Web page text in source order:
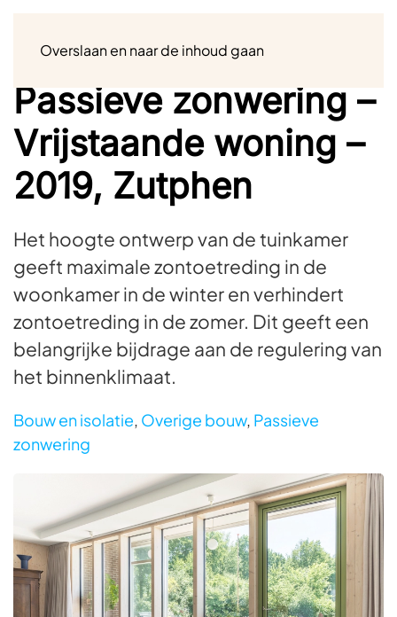
Overslaan en naar de inhoud gaan
Passieve zonwering –
Vrijstaande woning –
2019, Zutphen
Het hoogte ontwerp van de tuinkamer
geeft maximale zontoetreding in de
woonkamer in de winter en verhindert
zontoetreding in de zomer. Dit geeft een
belangrijke bijdrage aan de regulering van
het binnenklimaat.
Bouw en isolatie, Overige bouw, Passieve
zonwering
Foto bekijken